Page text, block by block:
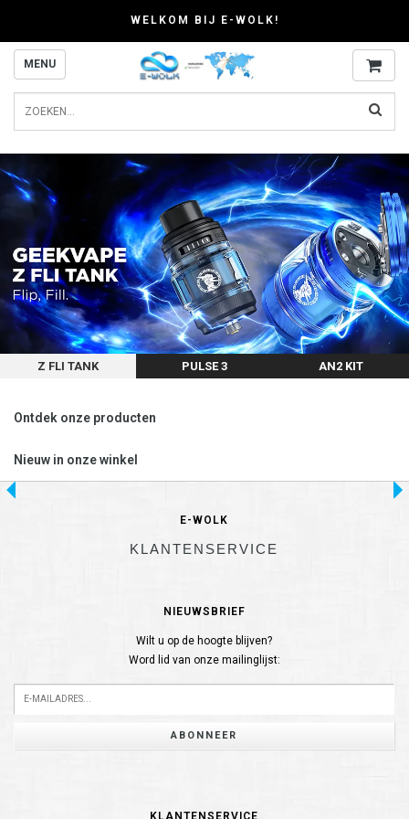
WELKOM BIJ E-WOLK!
MENU
Z FLI TANK PULSE 3 AN2 KIT
Ontdek onze producten
Nieuw in onze winkel
E-WOLK
KLANTENSERVICE
NIEUWSBRIEF
Wilt u op de hoogte blijven?
Word lid van onze mailinglijst:
ABONNEER
KLANTENSERVICE